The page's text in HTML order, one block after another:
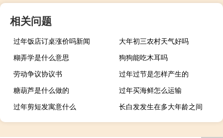
相关问题
过年饭店订桌涨价吗新闻
大年初三农村天气好吗
糊弄学是什么意思
狗狗能吃木耳吗
劳动争议协议书
过年过节是怎样产生的
糖葫芦是什么做的
过年买海鲜怎么运输
过年剪短发寓意什么
长白发发生在多大年龄之间